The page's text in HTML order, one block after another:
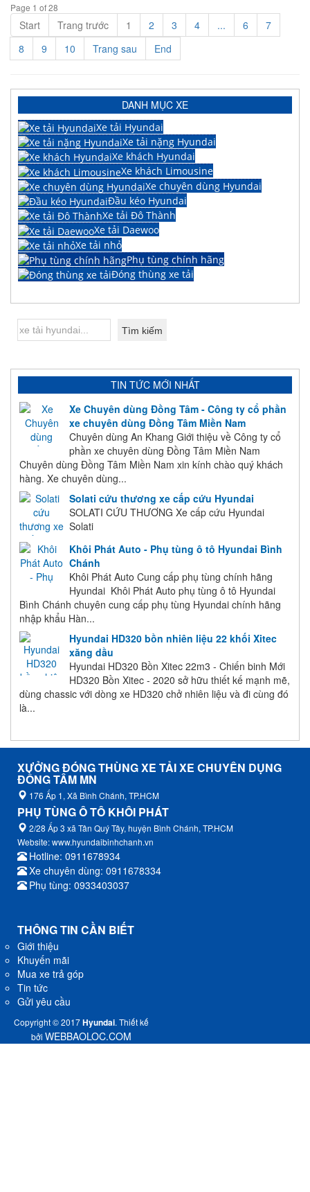
DANH MỤC XE
Xe tải Hyundai
Xe tải nặng Hyundai
Xe khách Hyundai
Xe khách Limousine
Xe chuyên dùng Hyundai
Đầu kéo Hyundai
Xe tải Đô Thành
Xe tải Daewoo
Xe tải nhỏ
Phụ tùng chính hãng
Đóng thùng xe tải
TIN TỨC MỚI NHẤT
Xe Chuyên dùng Đồng Tâm - Công ty cổ phần
xe chuyên dùng Đồng Tâm Miền Nam
Chuyên dùng An Khang Giới thiệu về Công ty cổ
phần xe chuyên dùng Đồng Tâm Miền Nam
Chuyên dùng Đồng Tâm Miền Nam xin kính chào quý khách
hàng. Xe chuyên dùng...
Solati cứu thương xe cấp cứu Hyundai
SOLATI CỨU THƯƠNG Xe cấp cứu Hyundai
Solati
Khôi Phát Auto - Phụ tùng ô tô Hyundai Bình
Chánh
Khôi Phát Auto Cung cấp phụ tùng chính hãng
Hyundai Khôi Phát Auto phụ tùng ô tô Hyundai
Bình Chánh chuyên cung cấp phụ tùng Hyundai chính hãng
nhập khẩu Hàn...
Hyundai HD320 bồn nhiên liệu 22 khối Xitec
xăng dầu
Hyundai HD320 Bồn Xitec 22m3 - Chiến binh Mới
HD320 Bồn Xitec - 2020 sở hữu thiết kế mạnh mẽ,
dùng chassic với dòng xe HD320 chở nhiên liệu và đi cùng đó
là...
Page 1 of 28
Start Trang trước 1 2 3 4 ... 6
7
8
9 10 Trang sau End
XƯỞNG ĐÓNG THÙNG XE TẢI XE CHUYÊN DỤNG
ĐỒNG TÂM MN
176 Ấp 1, Xã Bình Chánh, TP.HCM
PHỤ TÙNG Ô TÔ KHÔI PHÁT
2/28 Ấp 3 xã Tân Quý Tây, huyện Bình Chánh, TP.HCM
Website: www.hyundaibinhchanh.vn
Hotline: 0911678934
Xe chuyên dùng: 0911678334
Phụ tùng: 0933403037
THÔNG TIN CẦN BIẾT
Giới thiệu
Khuyến mãi
Mua xe trả góp
Tin tức
Gửi yêu cầu
Copyright © 2017Hyundai. Thiết kế
bởi WEBBAOLOC.COM